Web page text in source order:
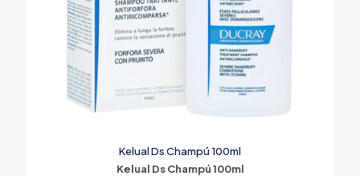
Kelual Ds Champú 100ml
Kelual Ds Champú 100ml